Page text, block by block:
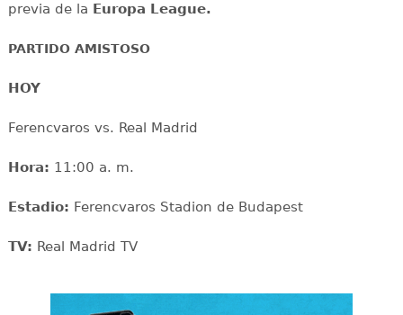
previa de la Europa League.
PARTIDO AMISTOSO
HOY
Ferencvaros vs. Real Madrid
Hora: 11:00 a. m.
Estadio: Ferencvaros Stadion de Budapest
TV: Real Madrid TV